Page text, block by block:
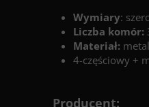
Wymiary:
Liczba komór:
Materiał: metal
4-częściowy +
Producent: